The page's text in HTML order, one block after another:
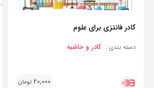
کادر فانتزی برای علوم
دسته بندی : کادر و حاشیه
20,000 تومان